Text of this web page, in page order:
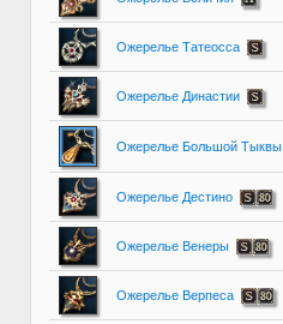
Ожерелье Татеосса
Ожерелье Династии
Ожерелье Большой Тыквы
Ожерелье Дестино
Ожерелье Венеры
Ожерелье Верпеса